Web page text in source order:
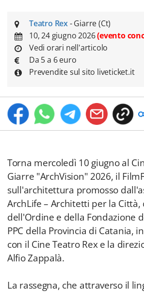
Teatro Rex- Giarre (Ct)
10, 24 giugno 2026(evento
Vedi orari nell'articolo
Da 5 a 6 euro
Prevendite sul sito liveticket.it
Torna mercoledì 10 giugno al
Giarre "ArchVision" 2026, il
sull'architettura promosso
ArchLife – Architetti per la
dell'Ordine e della Fondazione
PPC della Provincia di Catania,
con il Cine Teatro Rex e la
Alfio Zappalà.
La rassegna, che attraverso il